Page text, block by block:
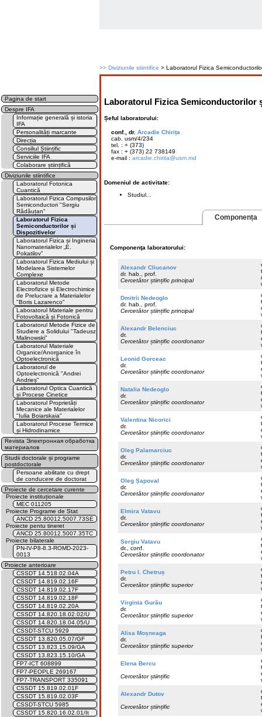
>> Diviziunile stiintifice > Laboratorul Fizica
Pagina de start
Despre IFA
Informație generală și istoria
IFA
Personalități marcante
Direcția
Consiliul Științific
Serviciile IFA
Colaborare științifică
Diviziunile stiintifice
Laboratorul Fotonica
Cuantică
Laboratorul Fizica Compusilor
Semiconductori "Sergiu
Rădăuțan"
Laboratorul Fizica
Semiconductorilor și
Dispozitivelor
Laboratorul Fizica și Ingineria
Nanomaterialelor „E.
Pokatilov”
Laboratorul Fizica Mediului și
Modelarea Sistemelor
Complexe
Laboratorul Metode
Electrofizice și Electrochimice
de Prelucrare a Materialelor
"Boris Lazarenco"
Laboratorul Materiale pentru
Fotovoltaică și Fotonică
Laboratorul Metode Fizice de
Studiere a Solidului "Tadeusz
Malinowski"
Laboratorul Materiale
Organice/Anorganice în
Optoelectronică
Laboratorul de
Optoelectronică "Andrei
Andrieș"
Laboratorul Optica Cuantică
și Procese Cinetice
Laboratorul Proprietăți
Mecanice ale Materialelor
"Iulia Boiarskaia"
Laboratorul Procese Termice
și Hidrodinamice
Revista Электронная обработка
материалов
Studii doctorale și programe
postdoctorale
Persoane abilitate cu drept
de conducere de doctorat
Proiecte de cercetare curente
Proiecte instituționale
MEC 011205
Proiecte Programe de Stat
ANCD 25.80012.5007.73SE
Proiecte pentu tineret
ANCD 25.80012.5007.35TC
Proiecte bilaterale
PN-IV-P8-8.3-ROMD-2023-
0013
Proiecte anterioare
CSSDT 14.518.02.04A
CSSDT 14.819.02.16F
CSSDT 14.819.02.17F
CSSDT 14.819.02.18F
CSSDT 14.819.02.20A
CSSDT 14.820.18.02.02/U
CSSDT 14.820.18.04.05/U
CSSDT-STCU 5929
CSSDT 13.820.05.07/GF
CSSDT 13.823.15.09/GA
CSSDT 13.823.15.10/GA
FP7-ICT 608899
FP7-PEOPLE 269167
FP7-TRANSPORT 335091
CSSDT 15.819.02.01F
CSSDT 15.819.02.03F
CSSDT-STCU 5985
CSSDT 15.820.16.02.01/It
Laboratorul Fizica Semiconductorilor
Șeful laboratorului:
conf., dr. Arcadie Chirița
cab. usm/4/234
tel. : + (373)
fax : + (373) 22 738149
e-mail : arcadie.chirita@usm.md
Domeniul de activitate:
Studiul...
Componența
Componenţa laboratorului:
Alexandr Cliucanov
dr. hab., prof.
Cercetător științific principal
Dmitrii Nedeoglo
dr. hab., prof.
Cercetător științific principal
Alexandr Belenciuc
dr.
Cercetător științific coordonator
Leonid Gorceac
dr.
Cercetător științific coordonator
Natalia Nedeoglo
dr.
Cercetător științific coordonator
Valentina Nicorici
dr.
Cercetător științific coordonator
Oleg Palamarciuc
dr.
Cercetător științific coordonator
Oleg Șapoval
dr.
Cercetător științific coordonator
Elmira Vatavu
dr.
Cercetător științific coordonator
Sergiu Vatavu
dr., conf.
Cercetător științific coordonator
Petru I. Chetruș
dr.
Cercetător științific superior
Virginia Gurău
dr.
Cercetător științific superior
Alisa Moșneaga
dr.
Cercetător științific superior
Elena Bercu
Cercetător științific
Alexandr Dutov
Cercetător științific